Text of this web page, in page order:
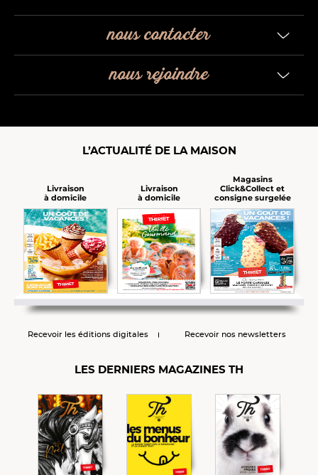
nous contacter
nous rejoindre
L’ACTUALITÉ DE LA MAISON
Livraison
à domicile
Livraison
à domicile
Magasins
Click&Collect et
consigne surgelée
Recevoir les éditions digitales Recevoir nos newsletters
LES DERNIERS MAGAZINES TH